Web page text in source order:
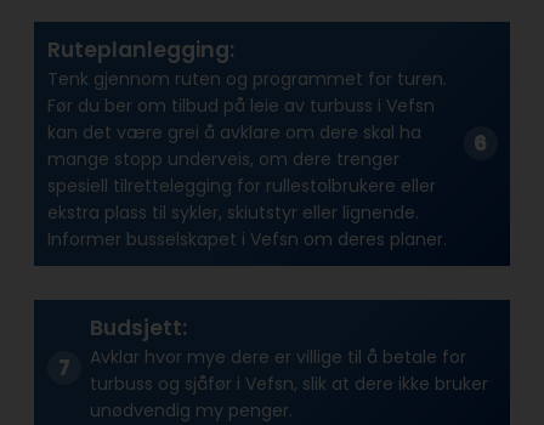
Ruteplanlegging:
Tenk gjennom ruten og programmet for turen.
Før du ber om tilbud på leie av turbuss i Vefsn
kan det være grei å avklare om dere skal ha
mange stopp underveis, om dere trenger
spesiell tilrettelegging for rullestolbrukere eller
ekstra plass til sykler, skiutstyr eller lignende.
Informer busselskapet i Vefsn om deres planer.
Budsjett:
Avklar hvor mye dere er villige til å betale for
turbuss og sjåfør i Vefsn, slik at dere ikke bruker
unødvendig my penger.